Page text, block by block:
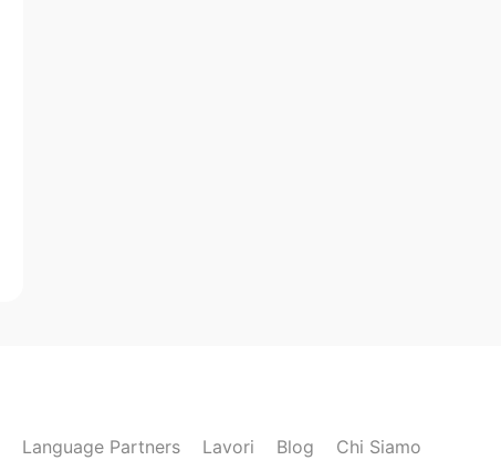
Language Partners Lavori Blog Chi Siamo